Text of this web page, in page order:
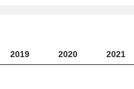
2019 2020 2021